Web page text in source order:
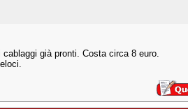
già pronti. Costa circa 8 euro.